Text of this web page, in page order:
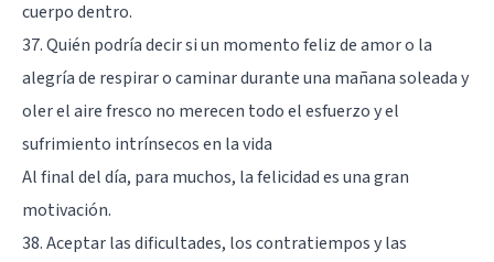
cuerpo dentro.
37. Quién podría decir si un momento feliz de amor o la
alegría de respirar o caminar durante una mañana soleada y
oler el aire fresco no merecen todo el esfuerzo y el
sufrimiento intrínsecos en la vida
Al final del día, para muchos, la felicidad es una gran
motivación.
38. Aceptar las dificultades, los contratiempos y las